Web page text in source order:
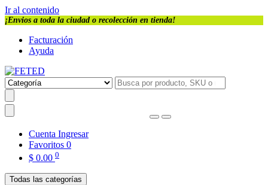
Ir al contenido
¡Envios a toda la ciudad o recolección en tienda!
Facturación
Ayuda
Cuenta Ingresar
Favoritos 0
$ 0.00 0
Todas las categorías